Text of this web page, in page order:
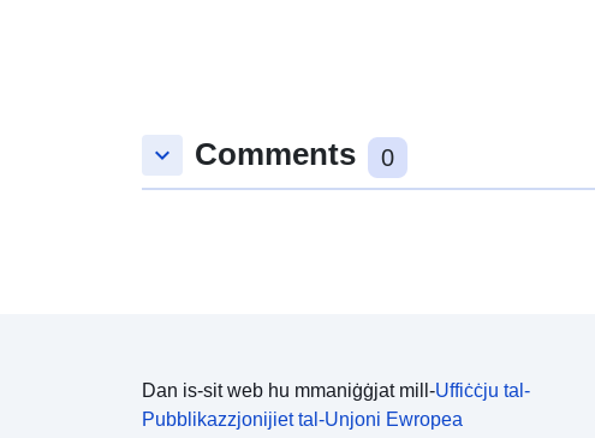
keyboard_arrow_down Comments 0
Dan is-sit web hu mmaniġġjat mill-Uffiċċju tal-
Pubblikazzjonijiet tal-Unjoni Ewropea